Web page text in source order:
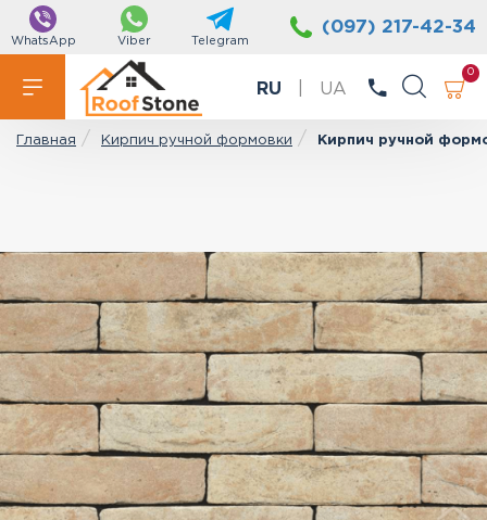
WhatsApp Viber Telegram
(097) 217-42-34
RU UA
0
Главная Кирпич ручной формовки Кирпич ручной